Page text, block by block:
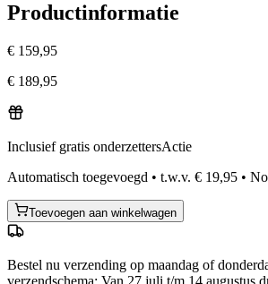
Productinformatie
€ 159,95
€ 189,95
Inclusief gratis onderzettersActie
Automatisch toegevoegd • t.w.v. € 19,95 •
Toevoegen aan winkelwagen
Bestel nu verzending op maandag of